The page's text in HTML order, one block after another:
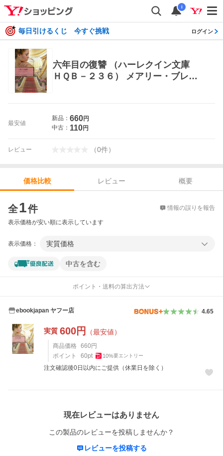
i
毎日引けるくじ 今すぐ挑戦 ログイン
六年目の復讐 （ハーレクイン文庫
ＨＱＢ－２３６） メアリー・ブレン
最安値
新品： 660円
中古： 110円
レビュー （0件）
価格比較 レビュー
概要
全1件 情報の誤りを報告
表示価格が安い順に表示しています
表示価格： 実質価格
中古を含む
ポイント・送料の算出方法
ebookjapan ヤフー店 4.65
実質 600円 （最安値）
商品価格 660 円
ポイント
60pt 10%要エントリー
注文確認後0日以内にご提供（休業日を除く）
現在レビューはありません
この製品のレビューを投稿しませんか？
レビューを投稿する